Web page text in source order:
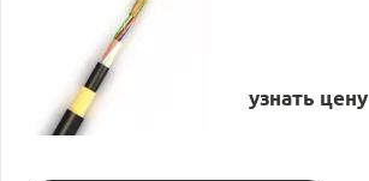
узнать цену